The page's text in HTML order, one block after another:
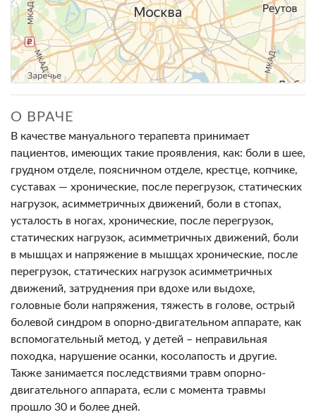
О ВРАЧЕ
В качестве мануального терапевта принимает
пациентов, имеющих такие проявления, как: боли в шее,
грудном отделе, поясничном отделе, крестце, копчике,
суставах — хронические, после перегрузок, статических
нагрузок, асимметричных движений, боли в стопах,
усталость в ногах, хронические, после перегрузок,
статических нагрузок, асимметричных движений, боли
в мышцах и напряжение в мышцах хронические, после
перегрузок, статических нагрузок асимметричных
движений, затруднения при вдохе или выдохе,
головные боли напряжения, тяжесть в голове, острый
болевой синдром в опорно-двигательном аппарате, как
вспомогательный метод, у детей – неправильная
походка, нарушение осанки, косолапость и другие.
Также занимается последствиями травм опорно-
двигательного аппарата, если с момента травмы
прошло 30 и более дней.